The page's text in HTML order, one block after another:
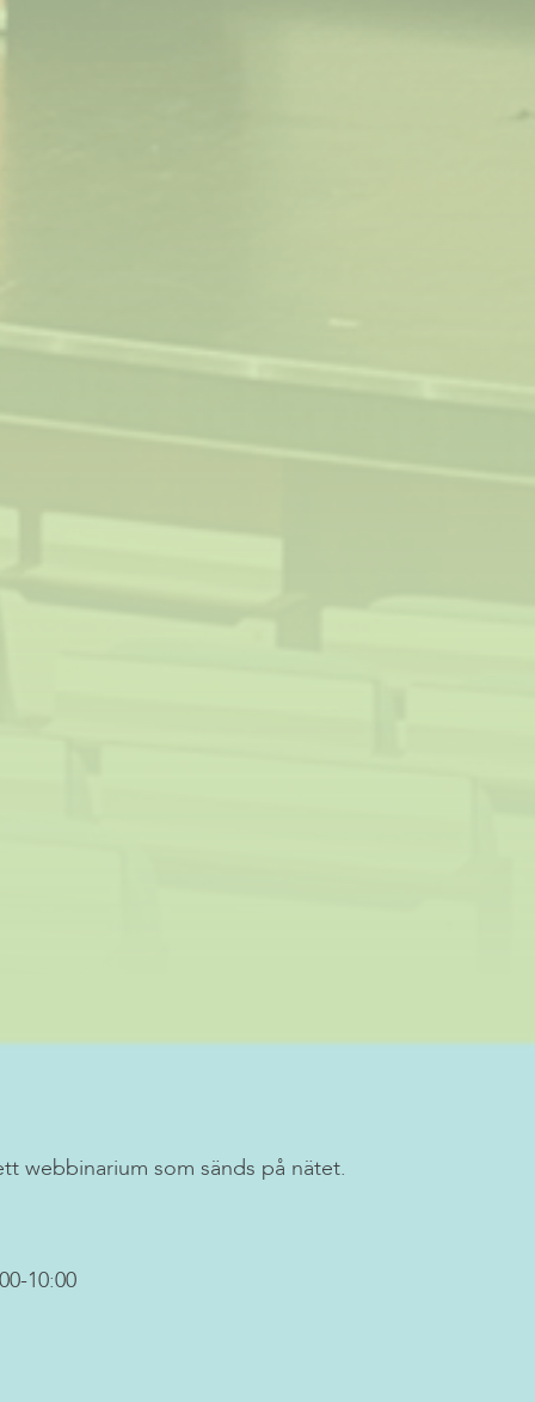
webbinarium som sänds på nätet.
10:00